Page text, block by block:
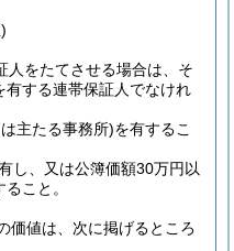
人をたてさせる場合は、そ
する連帯保証人でなけれ
主たる事務所)を有するこ
し、又は公簿価額30万円以
こと。
価値は、次に掲げるところ